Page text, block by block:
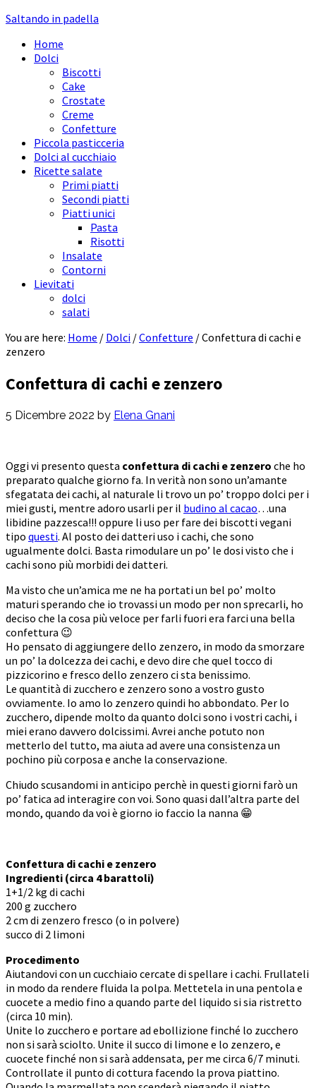
Saltando in padella
Home
Dolci
Biscotti
Cake
Crostate
Creme
Confetture
Piccola pasticceria
Dolci al cucchiaio
Ricette salate
Primi piatti
Secondi piatti
Piatti unici
Pasta
Risotti
Insalate
Contorni
Lievitati
dolci
salati
You are here: Home / Dolci /Confetture /Confettura di cachi e
zenzero
Confettura di cachi e zenzero
5 Dicembre 2022 by Elena Gnani
Oggi vi presento questa confettura di cachi e zenzero che ho
preparato qualche giorno fa. In verità non sono un’amante
sfegatata dei cachi, al naturale li trovo un po’ troppo dolci per i
miei gusti, mentre adoro usarli per il budino al cacao…una
libidine pazzesca!!! oppure li uso per fare dei biscotti vegani
tipo questi. Al posto dei datteri uso i cachi, che sono
ugualmente dolci. Basta rimodulare un po’ le dosi visto che i
cachi sono più morbidi dei datteri.
Ma visto che un’amica me ne ha portati un bel po’ molto
maturi sperando che io trovassi un modo per non sprecarli, ho
deciso che la cosa più veloce per farli fuori era farci una bella
confettura 😉
Ho pensato di aggiungere dello zenzero, in modo da smorzare
un po’ la dolcezza dei cachi, e devo dire che quel tocco di
pizzicorino e fresco dello zenzero ci sta benissimo.
Le quantità di zucchero e zenzero sono a vostro gusto
ovviamente. Io amo lo zenzero quindi ho abbondato. Per lo
zucchero, dipende molto da quanto dolci sono i vostri cachi, i
miei erano davvero dolcissimi. Avrei anche potuto non
metterlo del tutto, ma aiuta ad avere una consistenza un
pochino più corposa e anche la conservazione.
Chiudo scusandomi in anticipo perchè in questi giorni farò un
po’ fatica ad interagire con voi. Sono quasi dall’altra parte del
mondo, quando da voi è giorno io faccio la nanna 😁
Confettura di cachi e zenzero
Ingredienti (circa 4 barattoli)
1+1/2 kg di cachi
200 g zucchero
2 cm di zenzero fresco (o in polvere)
succo di 2 limoni
Procedimento
Aiutandovi con un cucchiaio cercate di spellare i cachi. Frullateli
in modo da rendere fluida la polpa. Mettetela in una pentola e
cuocete a medio fino a quando parte del liquido si sia ristretto
(circa 10 min).
Unite lo zucchero e portare ad ebollizione finché lo zucchero
non si sarà sciolto. Unite il succo di limone e lo zenzero, e
cuocete finché non si sarà addensata, per me circa 6/7 minuti.
Controllate il punto di cottura facendo la prova piattino.